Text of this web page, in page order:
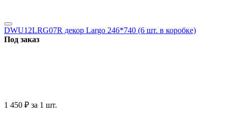
DWU12LRG07R декор Largo 246*740 (6 шт. в коробке)
Под заказ
1 450 ₽ за 1 шт.